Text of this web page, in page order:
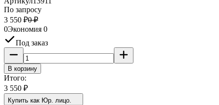
По запросу
3 550 ₽0 ₽
0Экономия 0
Под заказ
В корзину
Итого:
3 550 ₽
Купить как Юр. лицо.